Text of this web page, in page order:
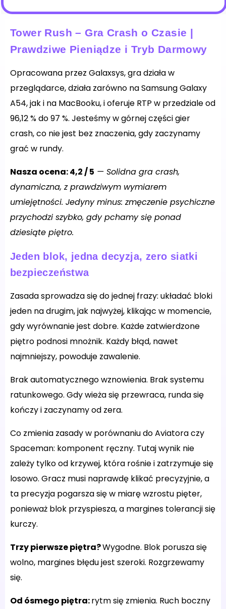
Tower Rush – Gra Crash o Czasie |
Prawdziwe Pieniądze i Tryb Darmowy
Opracowana przez Galaxsys, gra działa w
przeglądarce, działa zarówno na Samsung Galaxy
A54, jak i na MacBooku, i oferuje RTP w przedziale od
96,12 % do 97 %. Jesteśmy w górnej części gier
crash, co nie jest bez znaczenia, gdy zaczynamy
grać w rundy.
Nasza ocena: 4,2 / 5 — Solidna gra crash,
dynamiczna, z prawdziwym wymiarem
umiejętności. Jedyny minus: zmęczenie psychiczne
przychodzi szybko, gdy pchamy się ponad
dziesiąte piętro.
Jeden blok, jedna decyzja, zero siatki
bezpieczeństwa
Zasada sprowadza się do jednej frazy: układać bloki
jeden na drugim, jak najwyżej, klikając w momencie,
gdy wyrównanie jest dobre. Każde zatwierdzone
piętro podnosi mnożnik. Każdy błąd, nawet
najmniejszy, powoduje zawalenie.
Brak automatycznego wznowienia. Brak systemu
ratunkowego. Gdy wieża się przewraca, runda się
kończy i zaczynamy od zera.
Co zmienia zasady w porównaniu do Aviatora czy
Spaceman: komponent ręczny. Tutaj wynik nie
zależy tylko od krzywej, która rośnie i zatrzymuje się
losowo. Gracz musi naprawdę klikać precyzyjnie, a
ta precyzja pogarsza się w miarę wzrostu pięter,
ponieważ blok przyspiesza, a margines tolerancji się
kurczy.
Trzy pierwsze piętra?Wygodne. Blok porusza się
wolno, margines błędu jest szeroki. Rozgrzewamy
się.
Od ósmego piętra:rytm się zmienia. Ruch boczny